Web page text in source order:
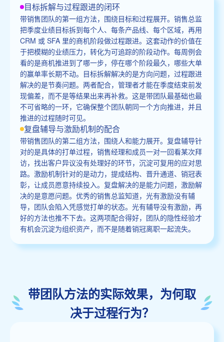
目标拆解与过程跟进的闭环
带销售团队的第一组方法，围绕目标和过程展开。销售总监
把季度业绩目标拆到每个人、每条产品线、每个区域，再用
CRM 或 SFA 里的商机阶段做过程跟进。这套动作的价值在
于把模糊的业绩压力，转化为可追踪的阶段动作。每周例会
看的是商机推进到了哪一步，停在哪个阶段最久，哪些大单
的赢单率长期不动。目标拆解解决的是方向问题，过程跟进
解决的是节奏问题。两者配合，管理者才能在季度结束前发
现偏差，而不是等结果出来再补救。这是带团队最基础也最
不可省略的一环，它确保整个团队朝同一个方向推进，并且
推进的过程随时可见。
复盘辅导与激励机制的配合
带销售团队的第二组方法，围绕人和能力展开。复盘辅导针
对的是具体的打单过程，销售经理和成员一对一回看某次拜
访，找出客户异议没有处理好的环节，沉淀可复用的应对思
路。激励机制针对的是动力，提成结构、晋升通道、销冠表
彰，让成员愿意持续投入。复盘解决的是能力问题，激励解
决的是意愿问题。优秀的销售总监知道，光有激励没有辅
导，团队会陷入凭感觉打单的状态。光有辅导没有激励，再
好的方法也推不下去。这两项配合得好，团队的隐性经验才
有机会沉淀为组织资产，而不是随着销冠离职一起流失。
带团队方法的实际效果，为何取
决于过程行为？